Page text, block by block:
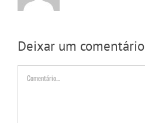
Deixar um comentário
Comentário